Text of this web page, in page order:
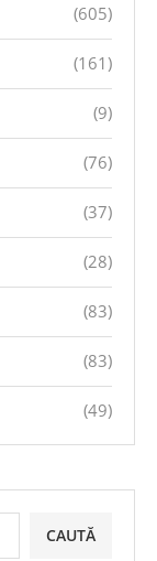
(605)
(161)
(9)
(76)
(37)
(28)
(83)
(83)
(49)
CAUTĂ